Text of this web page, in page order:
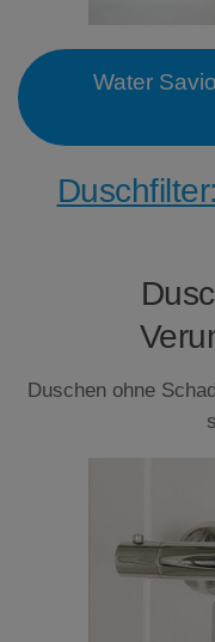
Water
Duschen ohne